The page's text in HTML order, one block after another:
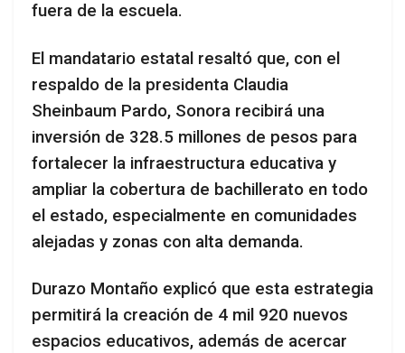
fuera de la escuela.
El mandatario estatal resaltó que, con el
respaldo de la presidenta Claudia
Sheinbaum Pardo, Sonora recibirá una
inversión de 328.5 millones de pesos para
fortalecer la infraestructura educativa y
ampliar la cobertura de bachillerato en todo
el estado, especialmente en comunidades
alejadas y zonas con alta demanda.
Durazo Montaño explicó que esta estrategia
permitirá la creación de 4 mil 920 nuevos
espacios educativos, además de acercar